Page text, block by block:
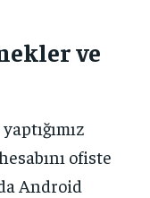
ve
ofiste
Android